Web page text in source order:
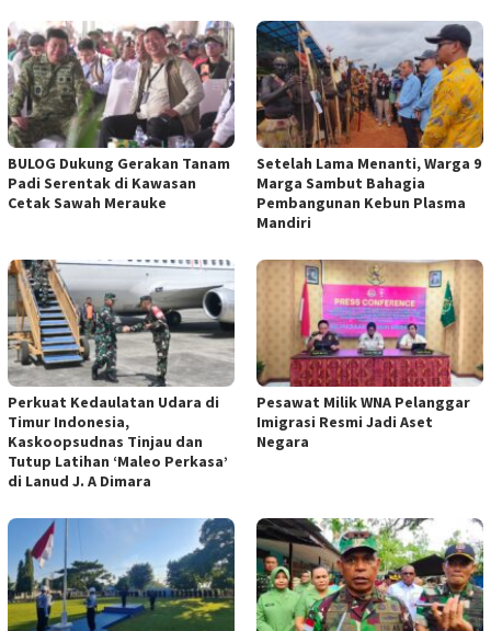
BULOG Dukung Gerakan Tanam
Padi Serentak di Kawasan
Cetak Sawah Merauke
Setelah Lama Menanti, Warga 9
Marga Sambut Bahagia
Pembangunan Kebun Plasma
Mandiri
Perkuat Kedaulatan Udara di
Timur Indonesia,
Kaskoopsudnas Tinjau dan
Tutup Latihan ‘Maleo Perkasa’
di Lanud J. A Dimara
Pesawat Milik WNA Pelanggar
Imigrasi Resmi Jadi Aset
Negara